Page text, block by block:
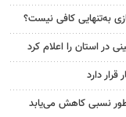
به‌تنهایی کافی نیست؟
در استان را اعلام کرد
دارد
نسبی کاهش می‌یابد